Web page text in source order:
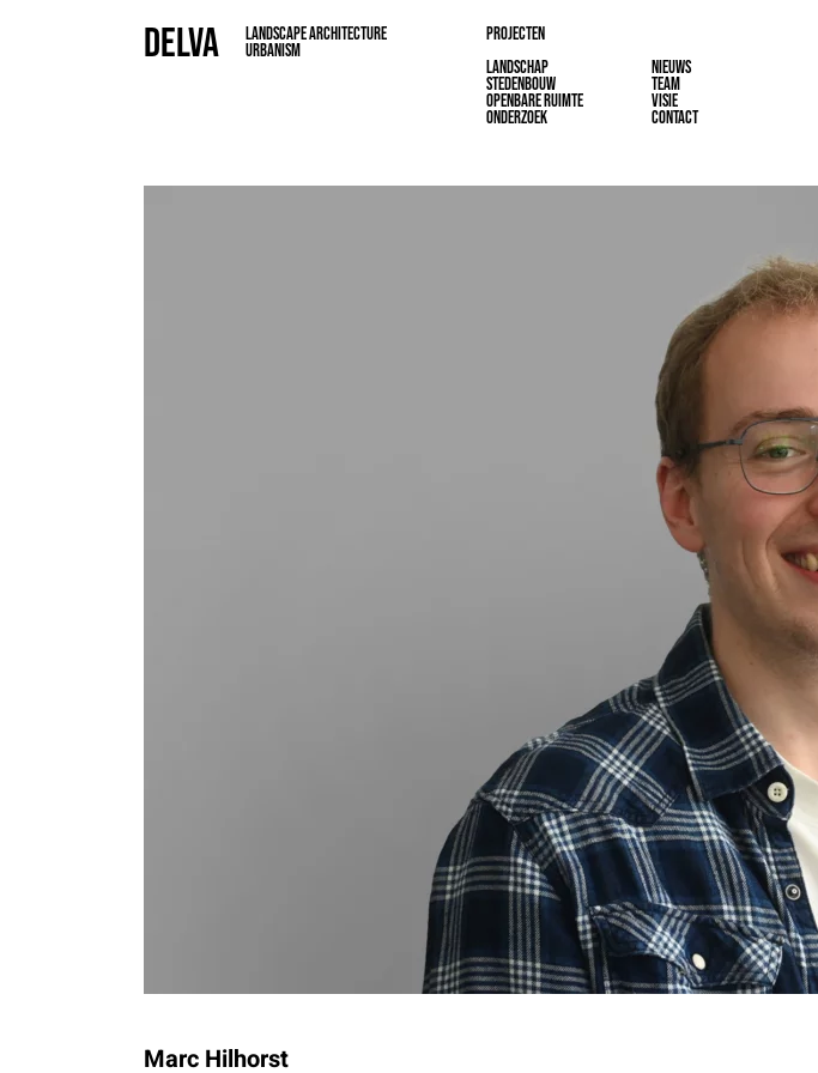
DELVA
LANDSCAPE ARCHITECTURE
URBANISM
PROJECTEN
LANDSCHAP
STEDENBOUW
OPENBARE RUIMTE
ONDERZOEK
NIEUWS
TEAM
VISIE
CONTACT
Marc Hilhorst